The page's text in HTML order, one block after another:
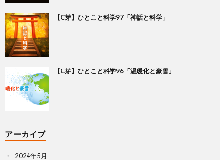
【C芽】ひとこと科学97「神話と科学」
【C芽】ひとこと科学96「温暖化と豪雪」
アーカイブ
2024年5月